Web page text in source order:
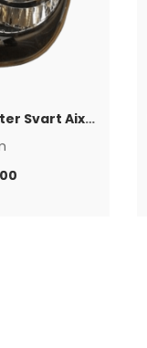
Strålkastare Vänster Svart Aixam 2008-2013